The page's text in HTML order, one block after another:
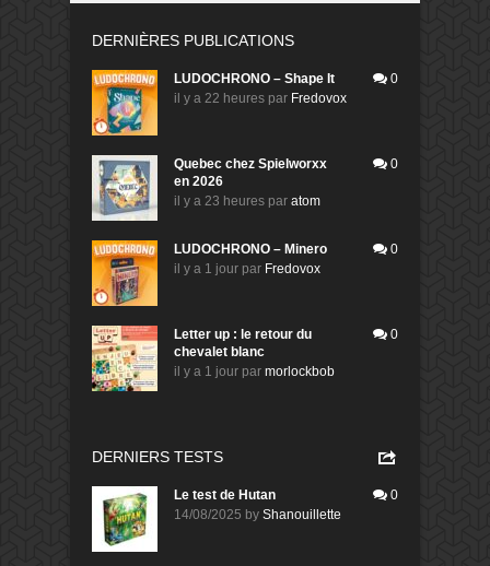
DERNIÈRES PUBLICATIONS
LUDOCHRONO – Shape It
il y a 22 heures par Fredovox
0
Quebec chez Spielworxx
en 2026
il y a 23 heures par atom
0
LUDOCHRONO – Minero
il y a 1 jour par Fredovox
0
Letter up : le retour du
chevalet blanc
il y a 1 jour par morlockbob
0
DERNIERS TESTS
Le test de Hutan
14/08/2025 by Shanouillette
0